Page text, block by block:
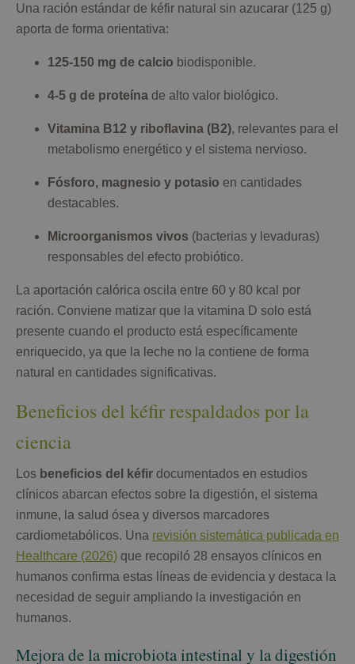
Una ración estándar de kéfir natural sin azucarar (125 g)
aporta de forma orientativa:
125-150 mg de calcio biodisponible.
4-5 g de proteína de alto valor biológico.
Vitamina B12 y riboflavina (B2), relevantes para el
metabolismo energético y el sistema nervioso.
Fósforo, magnesio y potasio en cantidades
destacables.
Microorganismos vivos (bacterias y levaduras)
responsables del efecto probiótico.
La aportación calórica oscila entre 60 y 80 kcal por
ración. Conviene matizar que la vitamina D solo está
presente cuando el producto está específicamente
enriquecido, ya que la leche no la contiene de forma
natural en cantidades significativas.
Beneficios del kéfir respaldados por la
ciencia
Los beneficios del kéfir documentados en estudios
clínicos abarcan efectos sobre la digestión, el sistema
inmune, la salud ósea y diversos marcadores
cardiometabólicos. Una revisión sistemática publicada en
Healthcare (2026) que recopiló 28 ensayos clínicos en
humanos confirma estas líneas de evidencia y destaca la
necesidad de seguir ampliando la investigación en
humanos.
Mejora de la microbiota intestinal y la digestión